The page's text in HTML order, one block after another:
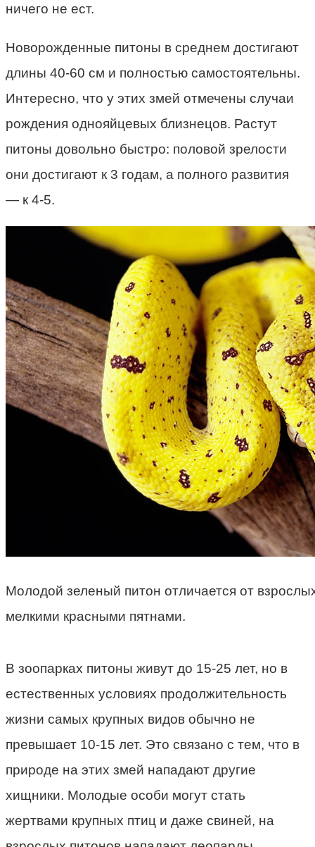
ничего не ест.
Новорожденные питоны в среднем достигают
длины 40-60 см и полностью самостоятельны.
Интересно, что у этих змей отмечены случаи
рождения однояйцевых близнецов. Растут
питоны довольно быстро: половой зрелости
они достигают к 3 годам, а полного развития
— к 4-5.
Молодой зеленый питон отличается от
мелкими красными пятнами.
В зоопарках питоны живут до 15-25 лет, но в
естественных условиях продолжительность
жизни самых крупных видов обычно не
превышает 10-15 лет. Это связано с тем, что в
природе на этих змей нападают другие
хищники. Молодые особи могут стать
жертвами крупных птиц и даже свиней, на